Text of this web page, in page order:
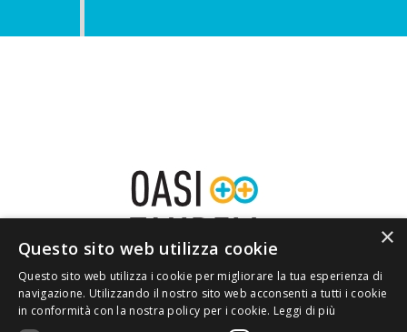
×
Questo sito web utilizza cookie
Questo sito web utilizza i cookie per migliorare la tua esperienza di
navigazione. Utilizzando il nostro sito web acconsenti a tutti i cookie
in conformità con la nostra policy per i cookie. Leggi di più